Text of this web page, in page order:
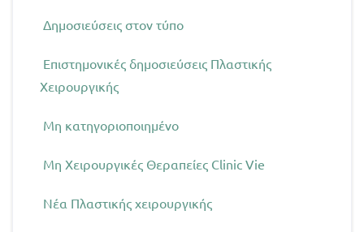
Δημοσιεύσεις στον τύπο
Επιστημονικές δημοσιεύσεις Πλαστικής
Χειρουργικής
Μη κατηγοριοποιημένο
Μη Χειρουργικές Θεραπείες Clinic Vie
Νέα Πλαστικής χειρουργικής